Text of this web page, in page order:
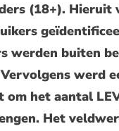
(18+). Hieruit
werden buiten
werd
om het aantal
Het